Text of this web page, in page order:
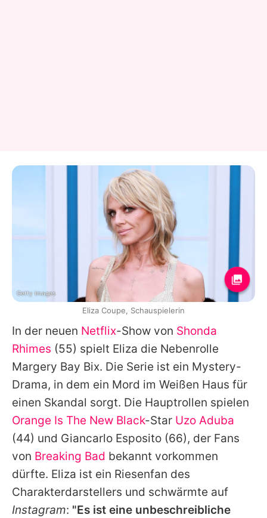
In der neuen Netflix-Show von Shonda
Rhimes (55) spielt Eliza die Nebenrolle
Margery Bay Bix. Die Serie ist ein Mystery-
Drama, in dem ein Mord im Weißen Haus für
einen Skandal sorgt. Die Hauptrollen spielen
Orange Is The New Black-Star Uzo Aduba
(44) und Giancarlo Esposito (66), der Fans
von Breaking Bad bekannt vorkommen
dürfte. Eliza ist ein Riesenfan des
Charakterdarstellers und schwärmte auf
Instagram: "Es ist eine unbeschreibliche
Getty Images
Eliza Coupe, Schauspielerin